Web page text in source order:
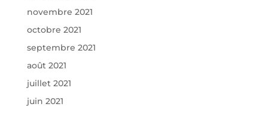
novembre 2021
octobre 2021
septembre 2021
août 2021
juillet 2021
juin 2021